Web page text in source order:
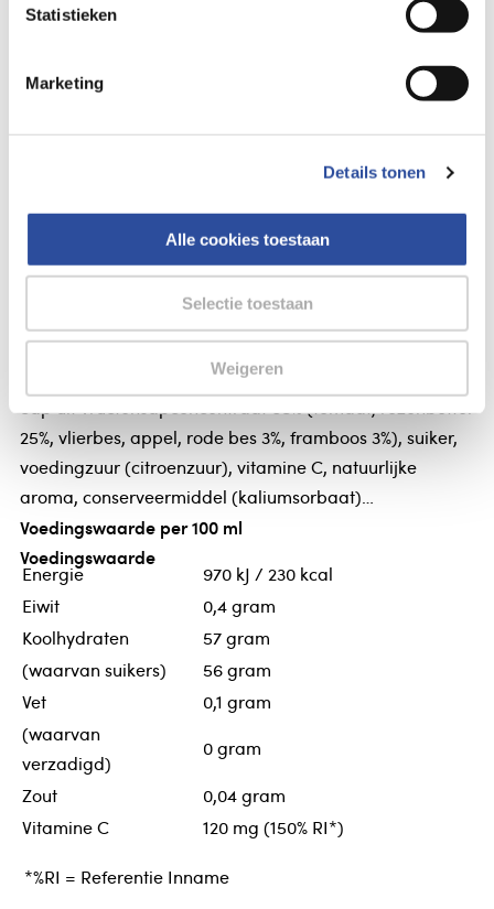
Statistieken
Marketing
Details tonen
Alle cookies toestaan
Selectie toestaan
Weigeren
Bestelling af te halen in
Voor 21u besteld,
Roosvicee Origineel vruchtenmix
Roosvicee Origineel vruchtenmix
Roosvicee Origineel vruchtenmix
Sap uit vructensapconcentraat 68% (tomaat, rozenbottel
25%, vlierbes, appel, rode bes 3%, framboos 3%), suiker,
voedingzuur (citroenzuur), vitamine C, natuurlijke
aroma, conserveermiddel (kaliumsorbaat)
Voedingswaarde
Voedingswaarde per 100 ml
Energie
970 kJ / 230 kcal
Eiwit
0,4 gram
Koolhydraten
57 gram
(waarvan suikers)
56 gram
Vet
0,1 gram
(waarvan
verzadigd)
0 gram
Zout
0,04 gram
Vitamine C
120 mg (150% RI*)
*%RI = Referentie Inname